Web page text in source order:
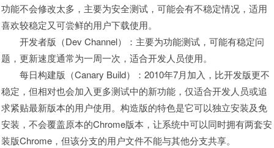
功能不会修改太多，主要为安全测试，可能会有不稳定情况，适用
喜欢较稳定又可尝鲜的用户下载使用。
开发者版（Dev Channel）：主要为功能测试，可能有稳定问
题，更新速度通常为一周一次，适合开发人员使用。
每日构建版（Canary Build）：2010年7月加入，比开发版更不
稳定，但相对也会加入更多测试中的新功能，仅适合开发人员或追
求紧贴最新版本的用户使用。构造版的特色是它可以独立安装及免
安装，不会覆盖原本的Chrome版本，让系统中可以同时拥有两套安
装版Chrome，但该分支的用户文件不能与其他分支共享。